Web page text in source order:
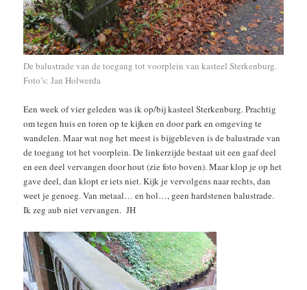
De balustrade van de toegang tot voorplein van kasteel Sterkenburg.
Foto’s: Jan Holwerda
Een week of vier geleden was ik op/bij kasteel Sterkenburg. Prachtig
om tegen huis en toren op te kijken en door park en omgeving te
wandelen. Maar wat nog het meest is bijgebleven is de balustrade van
de toegang tot het voorplein. De linkerzijde bestaat uit een gaaf deel
en een deel vervangen door hout (zie foto boven). Maar klop je op het
gave deel, dan klopt er iets niet. Kijk je vervolgens naar rechts, dan
weet je genoeg. Van metaal… en hol…, geen hardstenen balustrade.
Ik zeg aub niet vervangen. JH